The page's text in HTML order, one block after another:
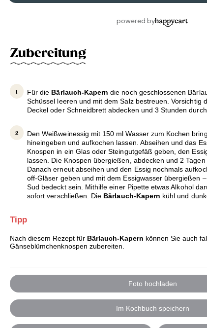
Zubereitung
Für die Bärlauch-Kapern die noch geschlossenen
Schüssel leeren und mit dem Salz bestreuen. Vorsichtig
Deckel oder Schneidbrett abdecken und 3 Stunden
Den Weißweinessig mit 150 ml Wasser zum Kochen
hineingeben und aufkochen lassen. Abseihen und das
Knospen in ein Glas oder Steingutgefäß geben, den
lassen. Die Knospen übergießen, abdecken und 2
Danach erneut abseihen und den Essig nochmals
off-Gläser geben und mit dem Essigwasser übergießen
Sud bedeckt sein. Mithilfe einer Pipette etwas Alkohol
sofort verschließen. Die Bärlauch-Kapern kühl und
Tipp
Nach diesem Rezept für Bärlauch-Kapern können Sie auch
Gänseblümchenknospen zubereiten.
Foto hochladen
Im Kochbuch speichern